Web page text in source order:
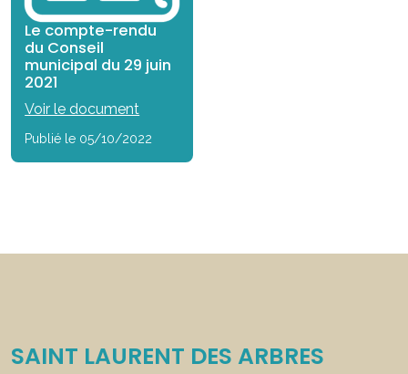
Le compte-rendu
du Conseil
municipal du 29 juin
2021
Voir le document
Publié le 05/10/2022
SAINT LAURENT DES ARBRES